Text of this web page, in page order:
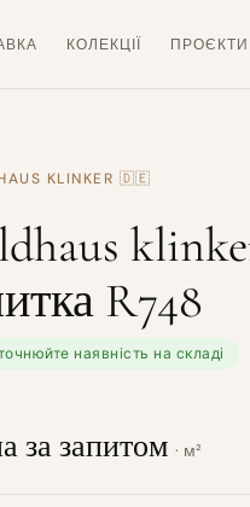
КОЛЕКЦІЇ ПРОЄКТИ
KLINKER 🇩🇪
R748
наявність на складі
за запитом · м²